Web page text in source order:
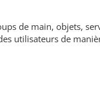
de main, objets,
utilisateurs de